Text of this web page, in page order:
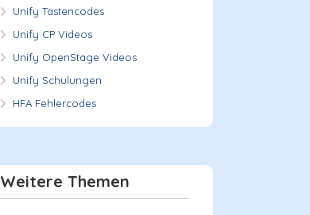
Unify Tastencodes
Unify CP Videos
Unify OpenStage Videos
Unify Schulungen
HFA Fehlercodes
Weitere Themen